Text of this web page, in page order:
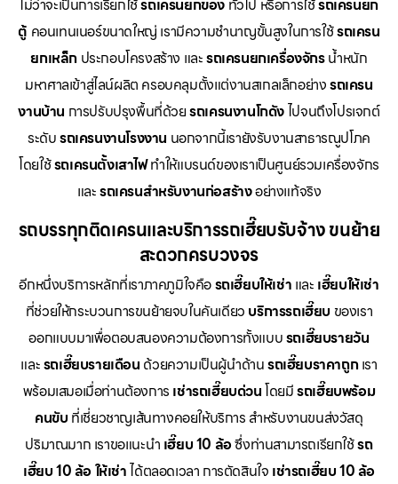
ไม่ว่าจะเป็นการเรียกใช้รถเครนยกของ ทั่วไป หรือการใช้รถเครนยก
ตู้ คอนเทนเนอร์ขนาดใหญ่ เรามีความชำนาญขั้นสูงในการใช้รถเครน
ยกเหล็ก ประกอบโครงสร้าง และรถเครนยกเครื่องจักรน้ำหนัก
มหาศาลเข้าสู่ไลน์ผลิต ครอบคลุมตั้งแต่งานสเกลเล็กอย่างรถเครน
งานบ้าน การปรับปรุงพื้นที่ด้วยรถเครนงานโกดังไปจนถึงโปรเจกต์
ระดับรถเครนงานโรงงาน นอกจากนี้เรายังรับงานสาธารณูปโภค
โดยใช้รถเครนตั้งเสาไฟทำให้แบรนด์ของเราเป็นศูนย์รวมเครื่องจักร
และรถเครนสำหรับงานก่อสร้างอย่างแท้จริง
รถบรรทุกติดเครนและบริการรถเฮี๊ยบรับจ้าง ขนย้าย
สะดวกครบวงจร
อีกหนึ่งบริการหลักที่เราภาคภูมิใจคือรถเฮี๊ยบให้เช่า และ เฮี๊ยบให้เช่า
ที่ช่วยให้กระบวนการขนย้ายจบในคันเดียว บริการรถเฮี๊ยบ ของเรา
ออกแบบมาเพื่อตอบสนองความต้องการทั้งแบบรถเฮี๊ยบรายวัน
และรถเฮี๊ยบรายเดือน ด้วยความเป็นผู้นำด้านรถเฮี๊ยบราคาถูกเรา
พร้อมเสมอเมื่อท่านต้องการ เช่ารถเฮี๊ยบด่วนโดยมีรถเฮี๊ยบพร้อม
คนขับ ที่เชี่ยวชาญเส้นทางคอยให้บริการ สำหรับงานขนส่งวัสดุ
ปริมาณมาก เราขอแนะนำ เฮี๊ยบ 10 ล้อซึ่งท่านสามารถเรียกใช้รถ
เฮี๊ยบ 10 ล้อ ให้เช่าได้ตลอดเวลา การตัดสินใจ เช่ารถเฮี๊ยบ 10 ล้อ